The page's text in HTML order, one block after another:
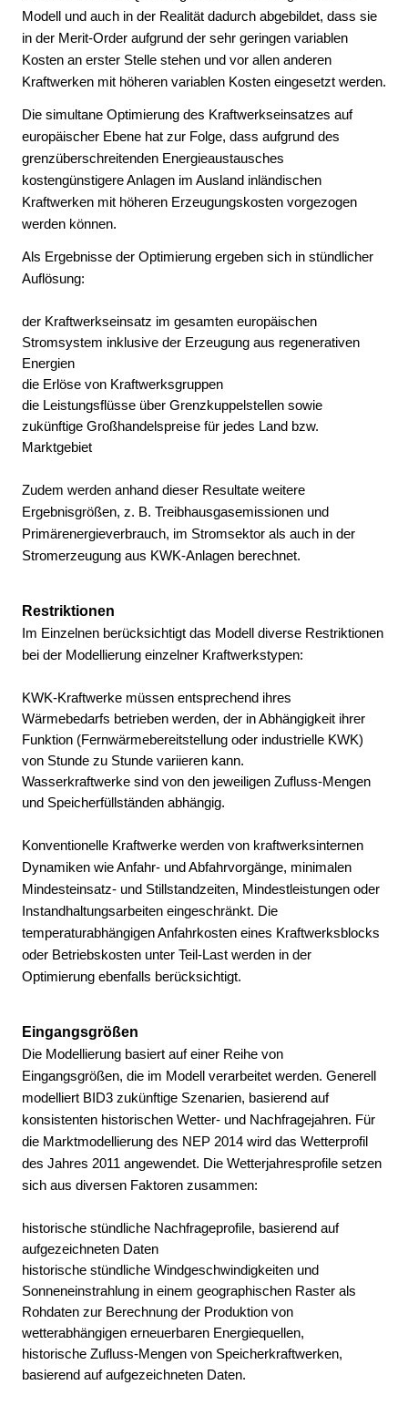
Modell und auch in der Realität dadurch abgebildet, dass sie
in der Merit-Order aufgrund der sehr geringen variablen
Kosten an erster Stelle stehen und vor allen anderen
Kraftwerken mit höheren variablen Kosten eingesetzt werden.
Die simultane Optimierung des Kraftwerkseinsatzes auf
europäischer Ebene hat zur Folge, dass aufgrund des
grenzüberschreitenden Energieaustausches
kostengünstigere Anlagen im Ausland inländischen
Kraftwerken mit höheren Erzeugungskosten vorgezogen
werden können.
Als Ergebnisse der Optimierung ergeben sich in stündlicher
Auflösung:
der Kraftwerkseinsatz im gesamten europäischen
Stromsystem inklusive der Erzeugung aus regenerativen
Energien
die Erlöse von Kraftwerksgruppen
die Leistungsflüsse über Grenzkuppelstellen sowie
zukünftige Großhandelspreise für jedes Land bzw.
Marktgebiet
Zudem werden anhand dieser Resultate weitere
Ergebnisgrößen, z. B. Treibhausgasemissionen und
Primärenergieverbrauch, im Stromsektor als auch in der
Stromerzeugung aus KWK-Anlagen berechnet.
Restriktionen
Im Einzelnen berücksichtigt das Modell diverse Restriktionen
bei der Modellierung einzelner Kraftwerkstypen:
KWK-Kraftwerke müssen entsprechend ihres
Wärmebedarfs betrieben werden, der in Abhängigkeit ihrer
Funktion (Fernwärmebereitstellung oder industrielle KWK)
von Stunde zu Stunde variieren kann.
Wasserkraftwerke sind von den jeweiligen Zufluss-Mengen
und Speicherfüllständen abhängig.
Konventionelle Kraftwerke werden von kraftwerksinternen
Dynamiken wie Anfahr- und Abfahrvorgänge, minimalen
Mindesteinsatz- und Stillstandzeiten, Mindestleistungen oder
Instandhaltungsarbeiten eingeschränkt. Die
temperaturabhängigen Anfahrkosten eines Kraftwerksblocks
oder Betriebskosten unter Teil-Last werden in der
Optimierung ebenfalls berücksichtigt.
Eingangsgrößen
Die Modellierung basiert auf einer Reihe von
Eingangsgrößen, die im Modell verarbeitet werden. Generell
modelliert BID3 zukünftige Szenarien, basierend auf
konsistenten historischen Wetter- und Nachfragejahren. Für
die Marktmodellierung des NEP 2014 wird das Wetterprofil
des Jahres 2011 angewendet. Die Wetterjahresprofile setzen
sich aus diversen Faktoren zusammen:
historische stündliche Nachfrageprofile, basierend auf
aufgezeichneten Daten
historische stündliche Windgeschwindigkeiten und
Sonneneinstrahlung in einem geographischen Raster als
Rohdaten zur Berechnung der Produktion von
wetterabhängigen erneuerbaren Energiequellen,
historische Zufluss-Mengen von Speicherkraftwerken,
basierend auf aufgezeichneten Daten.